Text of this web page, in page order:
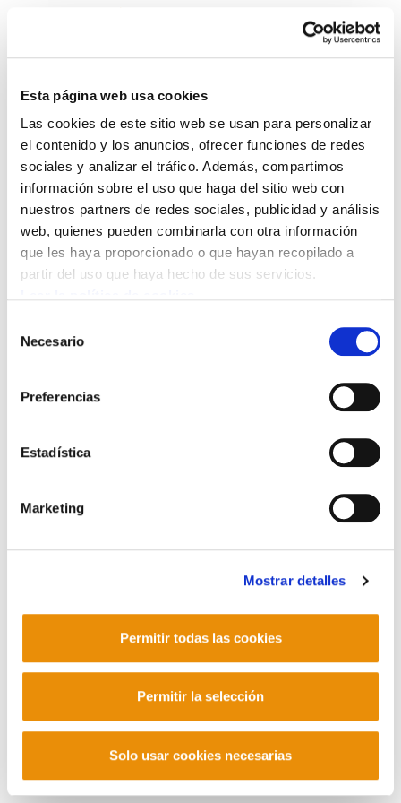
Esta página web usa cookies
Las cookies de este sitio web se usan para personalizar
el contenido y los anuncios, ofrecer funciones de redes
sociales y analizar el tráfico. Además, compartimos
información sobre el uso que haga del sitio web con
nuestros partners de redes sociales, publicidad y análisis
web, quienes pueden combinarla con otra información
que les haya proporcionado o que hayan recopilado a
partir del uso que haya hecho de sus servicios.
Necesario
Preferencias
Estadística
Marketing
Mostrar detalles
Permitir todas las cookies
Permitir la selección
Solo usar cookies necesarias
Enbata + Alda! 2081
Enbata-Alda2081(172).pdf894.3 KB
POLÍTICA DE COOKIES
CANAL DE INFORMACIÓN
POLÍTICA DE PRIVACIDAD
MAPA DEL SITIO
ACCESIBILIDAD
Barrainkua 13 - 48009 Bilbo -
Telf. +33 (0) 559 25 65 52
Mastodon